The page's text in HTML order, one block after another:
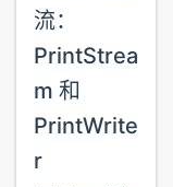
流：
PrintStrea
m 和
PrintWrite
r